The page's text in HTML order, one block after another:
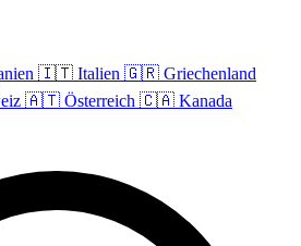
🇮🇹 Italien 🇬🇷 Griechenland
🇦🇹 Österreich 🇨🇦 Kanada